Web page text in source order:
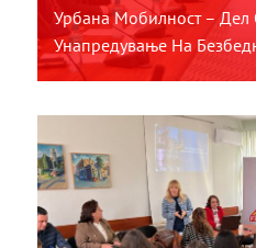
Урбана Мобилност – Дел
Унапредување На